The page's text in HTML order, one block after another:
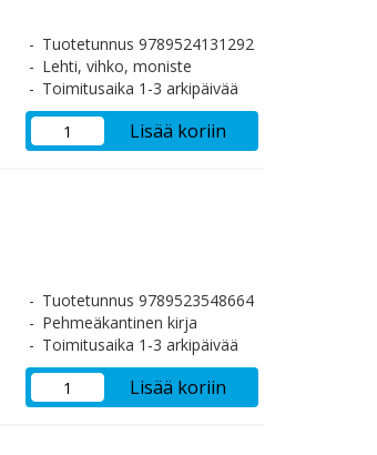
Tuotetunnus 9789524131292
Lehti, vihko, moniste
Toimitusaika 1-3 arkipäivää
Lisää koriin
Tuotetunnus 9789523548664
Pehmeäkantinen kirja
Toimitusaika 1-3 arkipäivää
Lisää koriin